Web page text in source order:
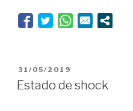
esperanza”
PUBLICADO
EL
31/05/2019
Estado de shock